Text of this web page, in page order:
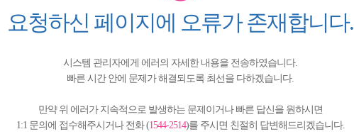
요청하신 페이지에 오류가 존재합니다.
시스템 관리자에게 에러의 자세한 내용을 전송하였습니다.
빠른 시간 안에 문제가 해결되도록 최선을 다하겠습니다.
만약 위 에러가 지속적으로 발생하는 문제이거나 빠른 답신을 원하시면
1:1 문의에 접수해주시거나 전화 (1544-2514)를 주시면 친절히 답변해드리겠습니다.